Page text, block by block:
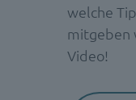
welche
mitgeben
Video!